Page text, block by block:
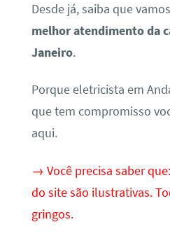
Desde já, saiba que
melhor atendimento da
Janeiro.
Porque eletricista em
que tem compromisso
aqui.
→ Você precisa saber
do site são ilustrativas.
gringos.